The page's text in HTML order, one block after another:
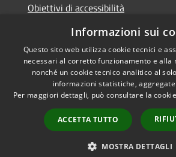
Obiettivi di accessibilità
Storico Deliberazioni
Accessibilità
Informazioni sui
Questo sito web utilizza cookie tecnici e
necessari al corretto funzionamento e alla
nonché un cookie tecnico analitico al
informazioni statistiche,
Per maggiori dettagli, può consultare la
ACCETTA TUTTO
MOSTRA DETTAGLI